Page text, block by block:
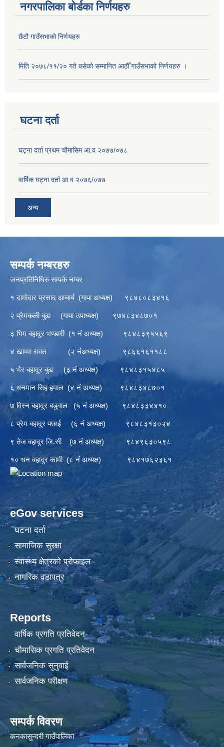
नगरपालिका बोर्डका निर्णयहरु
छैटौ गाउँसभाको निर्णयहरु
मिति २०७८/११/२० गते बसेको सम्मानित आठौँ गाउँसभाको निर्णयहरु ।
घटना दर्ता
घट्ना दर्ता प्रथम चौमासिम आ.व २०७७/०७८
वार्षिक घट्ना दर्ता आ.व २०७६/०७७
अन्य
सम्पर्क नम्बरहरु
जनप्रतिनिधिरु सम्पर्क नम्बर
१ दामोदार प्रसाद आचार्य (गापा अध्यक्ष) ९८४८०८३४१६
२ प्रेमकली बुढा (गापा उपाध्यक्ष) ९७४८३४८७०१
३ भिम बहादुर भण्डारी (१ नं अध्यक्ष) ९८४८३९५५६९
४ खाम्मा रावत (२ नंअध्यक्ष) ९८६६१६११८८
५ भैर बहादुर बुढा (३ नं अध्यक्ष) ९८४८३१५४८५
६ धनमान सिह हमाल (४ नं अध्यक्ष) ९८४८३४८७०१
७ विस्न बहादुर बडुवाल (५ नं अध्यक्ष) ९८४८३३४४१०
८ प्रेम बहादुर पछाई (६ नं अध्यक्ष) ९८४८३१३०२४
९ तेज बहादुर जि.सी (७ नं अध्यक्ष) ९८४९६३०५९८
१० धन बहादुर कामी (८ नं अध्यक्ष) ९८४१७६२३६१
eGov services
घटना दर्ता
सामाजिक सुरक्षा
स्वास्थ्य क्षेत्रको प्रोफाइल
नागरिक वडापत्र
Reports
वार्षिक प्रगति प्रतिवेदन
चौमासिक प्रगति प्रतिवेदन
सार्वजनिक सुनुवाई
सार्वजनिक परीक्षण
सम्पर्क विवरण
कनकासुन्दरी गाउँपालिका